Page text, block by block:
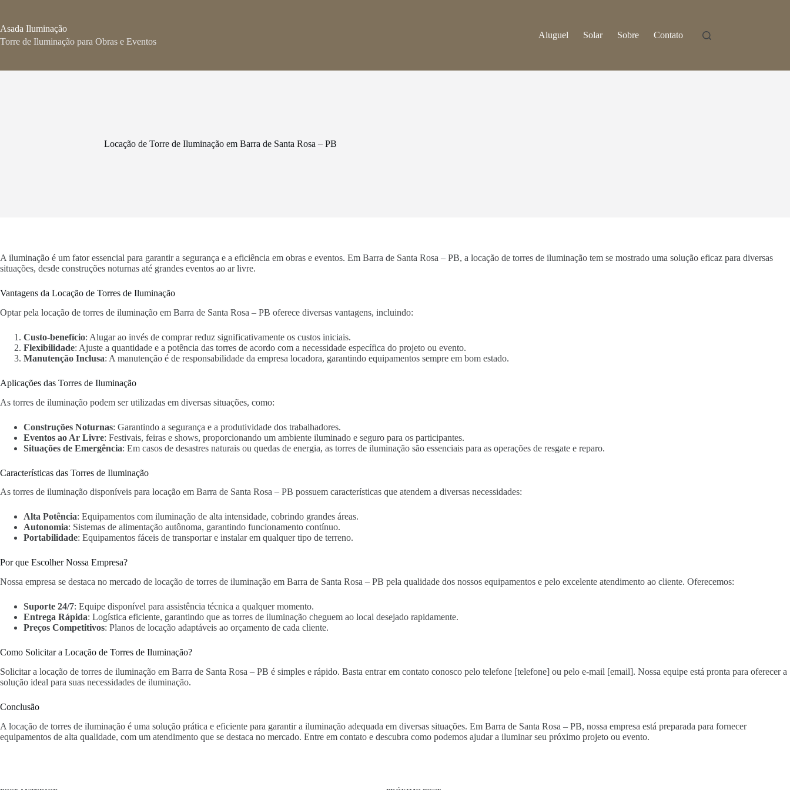
o
conteúdo
Asada Iluminação
Torre de Iluminação para Obras e Eventos
Aluguel Solar Sobre Contato
Locação de Torre de Iluminação em Barra de Santa Rosa – PB
A iluminação é um fator essencial para garantir a segurança e a eficiência em obras e eventos. Em Barra de Santa Rosa – PB, a locação de torres de iluminação tem se mostrado uma solução eficaz para diversas
situações, desde construções noturnas até grandes eventos ao ar livre.
Vantagens da Locação de Torres de Iluminação
Optar pela locação de torres de iluminação em Barra de Santa Rosa – PB oferece diversas vantagens, incluindo:
Custo-benefício: Alugar ao invés de comprar reduz significativamente os custos iniciais.
Flexibilidade: Ajuste a quantidade e a potência das torres de acordo com a necessidade específica do projeto ou evento.
Manutenção Inclusa: A manutenção é de responsabilidade da empresa locadora, garantindo equipamentos sempre em bom estado.
Aplicações das Torres de Iluminação
As torres de iluminação podem ser utilizadas em diversas situações, como:
Construções Noturnas: Garantindo a segurança e a produtividade dos trabalhadores.
Eventos ao Ar Livre: Festivais, feiras e shows, proporcionando um ambiente iluminado e seguro para os participantes.
Situações de Emergência: Em casos de desastres naturais ou quedas de energia, as torres de iluminação são essenciais para as operações de resgate e reparo.
Características das Torres de Iluminação
As torres de iluminação disponíveis para locação em Barra de Santa Rosa – PB possuem características que atendem a diversas necessidades:
Alta Potência: Equipamentos com iluminação de alta intensidade, cobrindo grandes áreas.
Autonomia: Sistemas de alimentação autônoma, garantindo funcionamento contínuo.
Portabilidade: Equipamentos fáceis de transportar e instalar em qualquer tipo de terreno.
Por que Escolher Nossa Empresa?
Nossa empresa se destaca no mercado de locação de torres de iluminação em Barra de Santa Rosa – PB pela qualidade dos nossos equipamentos e pelo excelente atendimento ao cliente. Oferecemos:
Suporte 24/7: Equipe disponível para assistência técnica a qualquer momento.
Entrega Rápida: Logística eficiente, garantindo que as torres de iluminação cheguem ao local desejado rapidamente.
Preços Competitivos: Planos de locação adaptáveis ao orçamento de cada cliente.
Como Solicitar a Locação de Torres de Iluminação?
Solicitar a locação de torres de iluminação em Barra de Santa Rosa – PB é simples e rápido. Basta entrar em contato conosco pelo telefone [telefone] ou pelo e-mail [email]. Nossa equipe está pronta para oferecer a
solução ideal para suas necessidades de iluminação.
Conclusão
A locação de torres de iluminação é uma solução prática e eficiente para garantir a iluminação adequada em diversas situações. Em Barra de Santa Rosa – PB, nossa empresa está preparada para fornecer
equipamentos de alta qualidade, com um atendimento que se destaca no mercado. Entre em contato e descubra como podemos ajudar a iluminar seu próximo projeto ou evento.